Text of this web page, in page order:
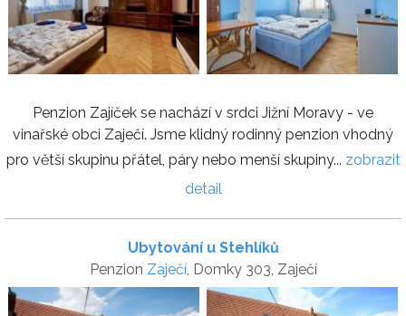
Penzion Zajíček se nachází v srdci Jižní Moravy - ve
vinařské obci Zaječí. Jsme klidný rodinný penzion vhodný
pro větší skupinu přátel, páry nebo menší skupiny... zobrazit
detail
Ubytování u Stehlíků
Penzion Zaječí, Domky 303, Zaječí